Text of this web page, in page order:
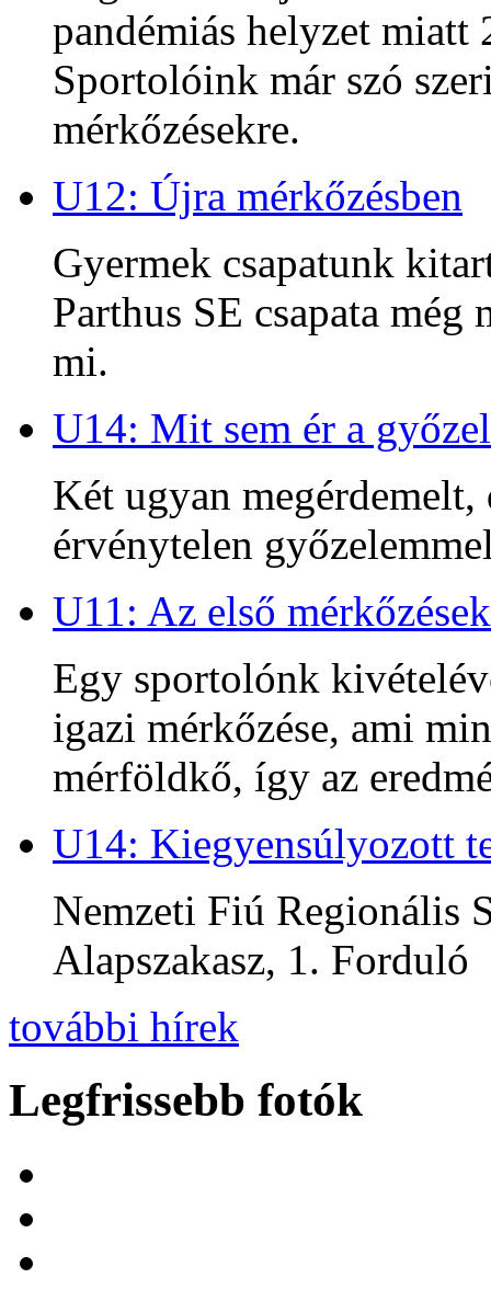
pandémiás helyzet
Sportolóink már szó
mérkőzésekre.
U12: Újra mérkőzésben
Gyermek csapatunk
Parthus SE csapata
mi.
U14: Mit sem ér a
Két ugyan
érvénytelen
U11: Az első mérkőzések
Egy sportolónk
igazi mérkőzése, ami
mérföldkő, így az
U14: Kiegyensúlyozott
Nemzeti Fiú Regionális
Alapszakasz, 1. Forduló
további hírek
Legfrissebb fotók